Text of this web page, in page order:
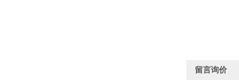
留言询价